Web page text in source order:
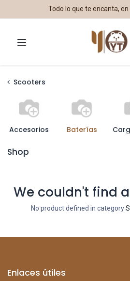
Todo lo que te encanta,
Scooters
Accesorios Baterías
Shop
We couldn't find
No product defined in category
Enlaces útiles